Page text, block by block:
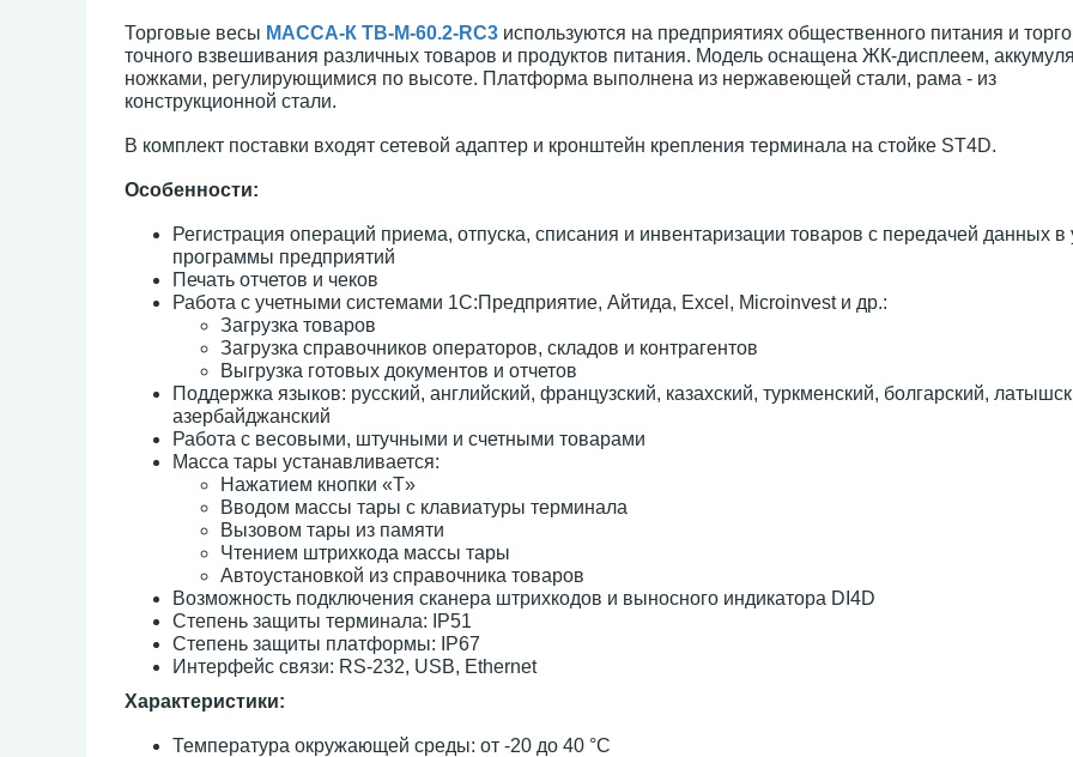
Торговые весы МАССА-К TB-M-60.2-RC3 используются на предприятиях общественного питания и
точного взвешивания различных товаров и продуктов питания. Модель оснащена ЖК-дисплеем,
ножками, регулирующимися по высоте. Платформа выполнена из нержавеющей стали, рама - из
конструкционной стали.
В комплект поставки входят сетевой адаптер и кронштейн крепления терминала на стойке ST4D.
Особенности:
Регистрация операций приема, отпуска, списания и инвентаризации товаров с передачей данных в
программы предприятий
Печать отчетов и чеков
Работа с учетными системами 1С:Предприятие, Айтида, Excel, Microinvest и др.:
Загрузка товаров
Загрузка справочников операторов, складов и контрагентов
Выгрузка готовых документов и отчетов
Поддержка языков: русский, английский, французский, казахский, туркменский, болгарский,
азербайджанский
Работа с весовыми, штучными и счетными товарами
Масса тары устанавливается:
Нажатием кнопки «T»
Вводом массы тары с клавиатуры терминала
Вызовом тары из памяти
Чтением штрихкода массы тары
Автоустановкой из справочника товаров
Возможность подключения сканера штрихкодов и выносного индикатора DI4D
Степень защиты терминала: IP51
Степень защиты платформы: IP67
Интерфейс связи: RS-232, USB, Ethernet
Характеристики:
Температура окружающей среды: от -20 до 40 °С